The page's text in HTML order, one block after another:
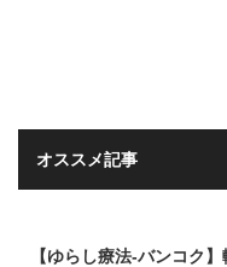
オススメ記事
【ゆらし療法-バンコク